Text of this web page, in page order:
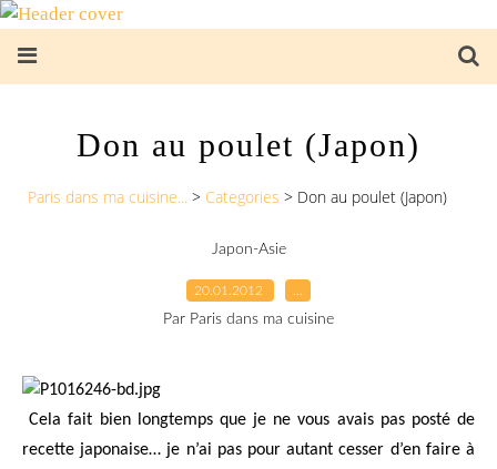
Don au poulet (Japon)
Paris dans ma cuisine... > Categories > Don au poulet (Japon)
Japon-Asie
20.01.2012
Par Paris dans ma cuisine
Cela fait bien longtemps que je ne vous avais pas posté de
recette japonaise… je n’ai pas pour autant cesser d’en faire à